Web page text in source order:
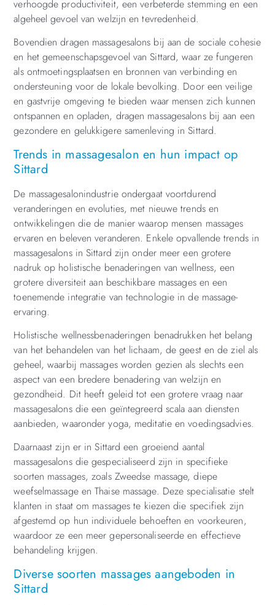
verhoogde productiviteit, een verbeterde stemming en een
algeheel gevoel van welzijn en tevredenheid.
Bovendien dragen massagesalons bij aan de sociale cohesie
en het gemeenschapsgevoel van Sittard, waar ze fungeren
als ontmoetingsplaatsen en bronnen van verbinding en
ondersteuning voor de lokale bevolking. Door een veilige
en gastvrije omgeving te bieden waar mensen zich kunnen
ontspannen en opladen, dragen massagesalons bij aan een
gezondere en gelukkigere samenleving in Sittard.
Trends in massagesalon en hun impact op
Sittard
De massagesalonindustrie ondergaat voortdurend
veranderingen en evoluties, met nieuwe trends en
ontwikkelingen die de manier waarop mensen massages
ervaren en beleven veranderen. Enkele opvallende trends in
massagesalons in Sittard zijn onder meer een grotere
nadruk op holistische benaderingen van wellness, een
grotere diversiteit aan beschikbare massages en een
toenemende integratie van technologie in de massage-
ervaring.
Holistische wellnessbenaderingen benadrukken het belang
van het behandelen van het lichaam, de geest en de ziel als
geheel, waarbij massages worden gezien als slechts een
aspect van een bredere benadering van welzijn en
gezondheid. Dit heeft geleid tot een grotere vraag naar
massagesalons die een geïntegreerd scala aan diensten
aanbieden, waaronder yoga, meditatie en voedingsadvies.
Daarnaast zijn er in Sittard een groeiend aantal
massagesalons die gespecialiseerd zijn in specifieke
soorten massages, zoals Zweedse massage, diepe
weefselmassage en Thaise massage. Deze specialisatie stelt
klanten in staat om massages te kiezen die specifiek zijn
afgestemd op hun individuele behoeften en voorkeuren,
waardoor ze een meer gepersonaliseerde en effectieve
behandeling krijgen.
Diverse soorten massages aangeboden in
Sittard